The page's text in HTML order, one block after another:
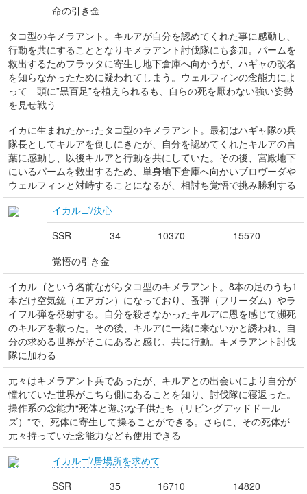
命の引き金
タコ型のキメラアント。キルアが自分を認めてくれた事に感動し、
行動を共にすることとなりキメラアント討伐隊にも参加。パームを
救出するためフラッタに寄生し地下倉庫へ向かうが、ハギャの改名
を知らなかったために疑われてしまう。ウェルフィンの念能力によ
って 頭に”黒百足”を植えられるも、自らの死を厭わない強い姿勢
を見せ戦う
イカに生まれたかったタコ型のキメラアント。最初はハギャ隊の兵
隊長としてキルアを倒しにきたが、自分を認めてくれたキルアの言
葉に感動し、以後キルアと行動を共にしていた。その後、宮殿地下
にいるパームを救出するため、単身地下倉庫へ向かいブロヴーダや
ウェルフィンと対峙することになるが、相討ち覚悟で挑み勝利する
イカルゴ/決心
SSR
34 10370
15570
覚悟の引き金
イカルゴという名前ながらタコ型のキメラアント。8本の足のうち1
本だけ空気銃（エアガン）になっており、蚤弾（フリーダム）やラ
イフル弾を発射する。自分を殺さなかったキルアに恩を感じて瀕死
のキルアを救った。その後、キルアに一緒に来ないかと誘われ、自
分の求める世界がそこにあると感じ、共に行動。キメラアント討伐
隊に加わる
元々はキメラアント兵であったが、キルアとの出会いにより自分が
憧れていた世界がこちら側にあることを知り、討伐隊に寝返った。
操作系の念能力“死体と遊ぶな子供たち（リビングデッドドール
ズ）”で、死体に寄生して操ることができる。さらに、その死体が
元々持っていた念能力なども使用できる
イカルゴ/居場所を求めて
SSR
35 16710
14820